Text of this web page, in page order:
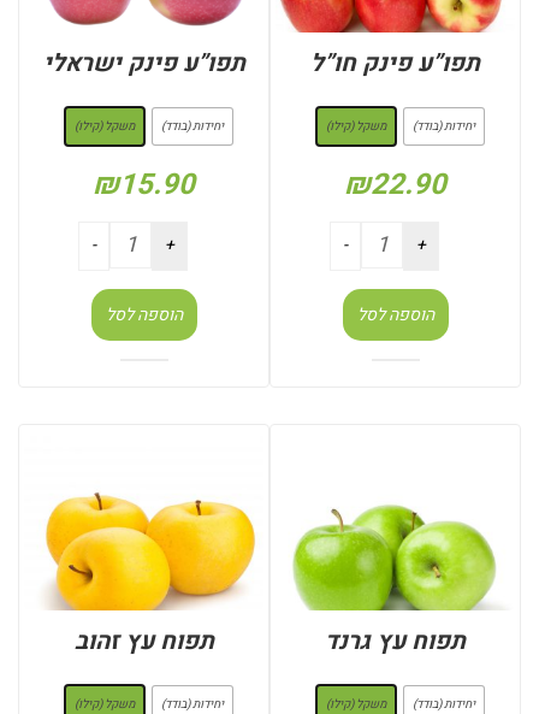
תפו”ע פינק חו”ל
יחידות (בודד) משקל (קילו)
₪22.90
הוספה לסל
תפו”ע פינק ישראלי
יחידות (בודד) משקל (קילו)
₪15.90
הוספה לסל
תפוח עץ גרנד
יחידות (בודד) משקל (קילו)
תפוח עץ זהוב
יחידות (בודד) משקל (קילו)